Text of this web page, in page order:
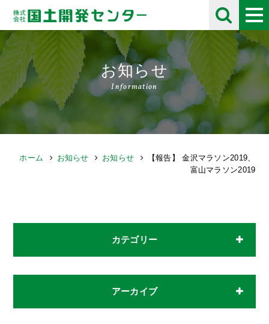
お知らせ
Information
ホーム お知らせ お知らせ
【報告】 金沢マラソン2019、
富山マラソン2019
カテゴリー
アーカイブ